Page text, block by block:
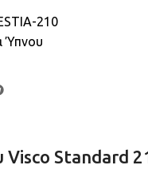
210
Ύπνου
Visco Standard